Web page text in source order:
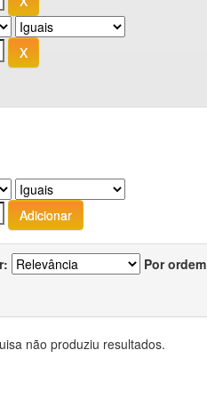
Por ordem
não produziu resultados.